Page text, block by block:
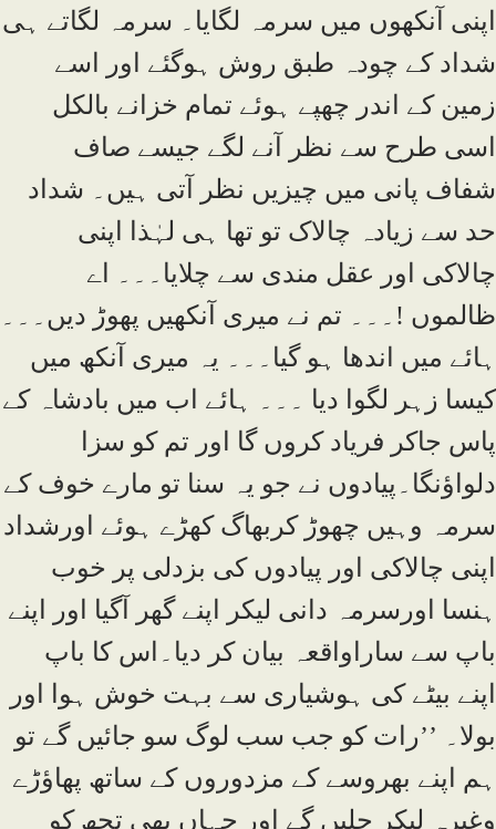
اپنی آنکھوں میں سرمہ لگایا۔ سرمہ لگاتے ہی
شداد کے چودہ طبق روش ہوگئے اور اسے
زمین کے اندر چھپے ہوئے تمام خزانے بالکل
اسی طرح سے نظر آنے لگے جیسے صاف
شفاف پانی میں چیزیں نظر آتی ہیں۔ شداد
حد سے زیادہ چالاک تو تھا ہی لہٰذا اپنی
چالاکی اور عقل مندی سے چلایا۔۔۔ اے
ظالموں !۔۔۔ تم نے میری آنکھیں پھوڑ دیں۔۔۔
ہائے میں اندھا ہو گیا۔۔۔ یہ میری آنکھ میں
کیسا زہر لگوا دیا ۔۔۔ ہائے اب میں بادشاہ کے
پاس جاکر فریاد کروں گا اور تم کو سزا
دلواؤنگا۔پیادوں نے جو یہ سنا تو مارے خوف کے
سرمہ وہیں چھوڑ کربھاگ کھڑے ہوئے اورشداد
اپنی چالاکی اور پیادوں کی بزدلی پر خوب
ہنسا اورسرمہ دانی لیکر اپنے گھر آگیا اور اپنے
باپ سے ساراواقعہ بیان کر دیا۔اس کا باپ
اپنے بیٹے کی ہوشیاری سے بہت خوش ہوا اور
بولا۔ ’’رات کو جب سب لوگ سو جائیں گے تو
ہم اپنے بھروسے کے مزدوروں کے ساتھ پھاؤڑے
وغیرہ لیکر چلیں گے اور جہاں بھی تجھ کو